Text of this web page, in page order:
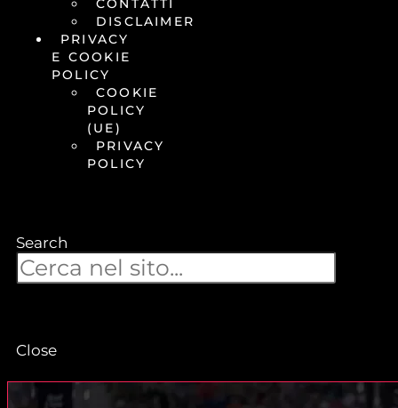
CONTATTI
DISCLAIMER
PRIVACY
E COOKIE
POLICY
COOKIE
POLICY
(UE)
PRIVACY
POLICY
Search
Close